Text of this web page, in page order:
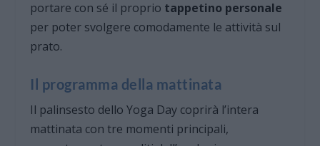
portare con sé il proprio tappetino personale
per poter svolgere comodamente le attività sul
prato.
Il programma della mattinata
Il palinsesto dello Yoga Day coprirà l’intera
mattinata con tre momenti principali,